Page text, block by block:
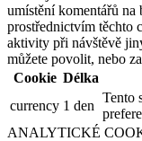
umístění komentářů
prostřednictvím těchto
aktivity při návštěvě
můžete povolit, nebo
Cookie Délka
currency 1 den
Tento
ANALYTICKÉ